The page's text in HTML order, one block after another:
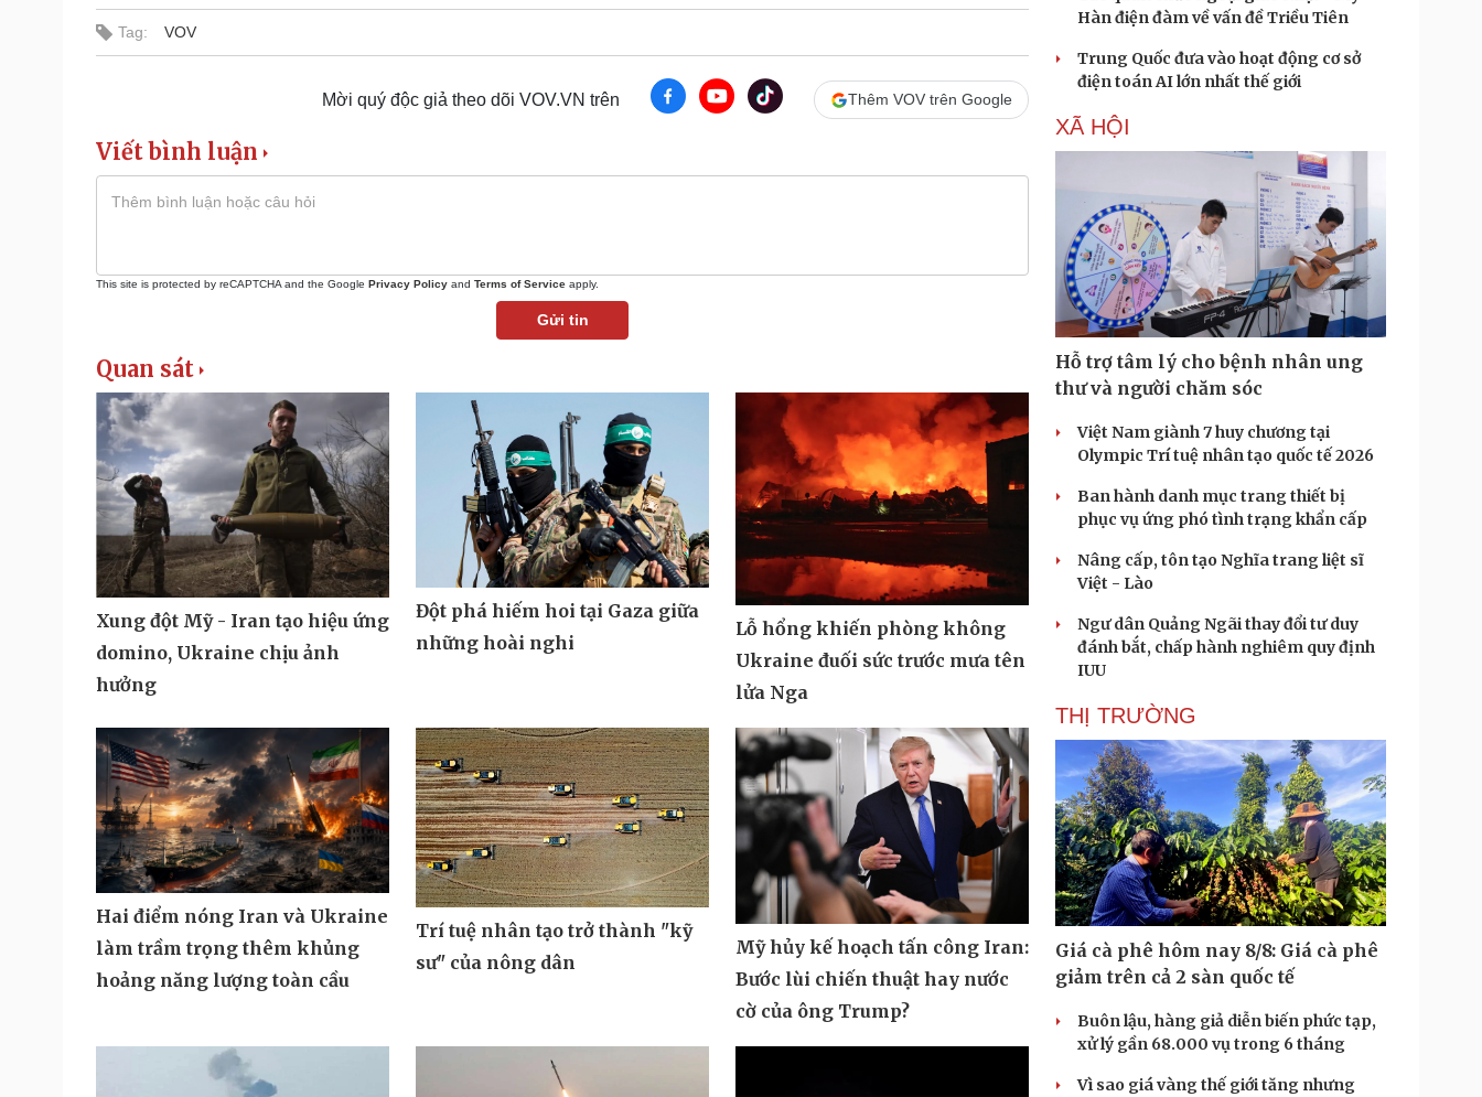
Tag: VOV
Mời quý độc giả theo dõi VOV.VN trên Thêm VOV trên Google
Viết bình luận
This site is protected by reCAPTCHA and the Google Privacy Policy and Terms of Service apply.
Gửi tin
Quan sát
Xung đột Mỹ - Iran tạo hiệu ứng
domino, Ukraine chịu ảnh
hưởng
Đột phá hiếm hoi tại Gaza giữa
những hoài nghi
Lỗ hổng khiến phòng không
Ukraine đuối sức trước mưa tên
lửa Nga
Hai điểm nóng Iran và Ukraine
làm trầm trọng thêm khủng
hoảng năng lượng toàn cầu
Trí tuệ nhân tạo trở thành "kỹ
sư" của nông dân
Mỹ hủy kế hoạch tấn công Iran:
Bước lùi chiến thuật hay nước
cờ của ông Trump?
Hàn điện đàm về vấn đề Triều Tiên
Trung Quốc đưa vào hoạt động cơ sở
điện toán AI lớn nhất thế giới
XÃ HỘI
Hỗ trợ tâm lý cho bệnh nhân ung
thư và người chăm sóc
Việt Nam giành 7 huy chương tại
Olympic Trí tuệ nhân tạo quốc tế 2026
Ban hành danh mục trang thiết bị
phục vụ ứng phó tình trạng khẩn cấp
Nâng cấp, tôn tạo Nghĩa trang liệt sĩ
Việt - Lào
Ngư dân Quảng Ngãi thay đổi tư duy
đánh bắt, chấp hành nghiêm quy định
IUU
THỊ TRƯỜNG
Giá cà phê hôm nay 8/8: Giá cà phê
giảm trên cả 2 sàn quốc tế
Buôn lậu, hàng giả diễn biến phức tạp,
xử lý gần 68.000 vụ trong 6 tháng
Vì sao giá vàng thế giới tăng nhưng